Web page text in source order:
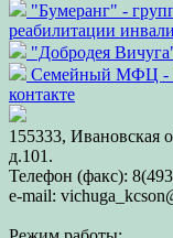
"Бумеранг" -
реабилитации
"Добродея
Семейный МФЦ -
контакте
155333, Ивановская
д.101.
Телефон (факс):
e-mail: